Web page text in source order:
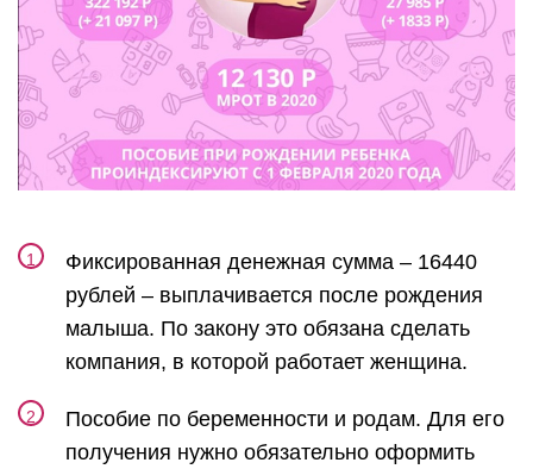
Фиксированная денежная сумма – 16440
рублей – выплачивается после рождения
малыша. По закону это обязана сделать
компания, в которой работает женщина.
Пособие по беременности и родам. Для его
получения нужно обязательно оформить